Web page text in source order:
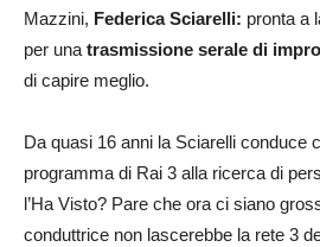
Mazzini, Federica Sciarelli: pronta a
per una trasmissione serale di
di capire meglio.
Da quasi 16 anni la Sciarelli conduce
programma di Rai 3 alla ricerca di
l’Ha Visto? Pare che ora ci siano
conduttrice non lascerebbe la rete 3